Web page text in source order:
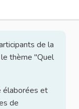
de la
thème "Quel
élaborées et
de